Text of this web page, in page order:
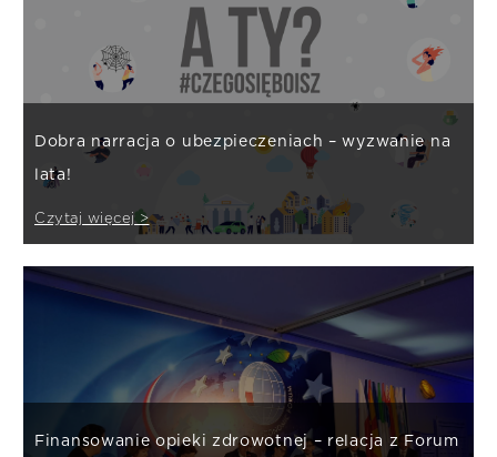
Dobra narracja o ubezpieczeniach – wyzwanie na
lata!
Czytaj więcej >
Finansowanie opieki zdrowotnej – relacja z Forum